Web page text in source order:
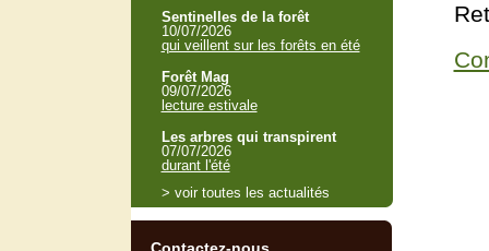
Sentinelles de la forêt
10/07/2026
qui veillent sur les forêts en été
Forêt Mag
09/07/2026
lecture estivale
Les arbres qui transpirent
07/07/2026
durant l'été
> voir toutes les actualités